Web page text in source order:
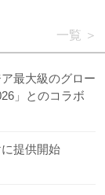
一覧
最大級のグロー
」とのコラボ
提供開始